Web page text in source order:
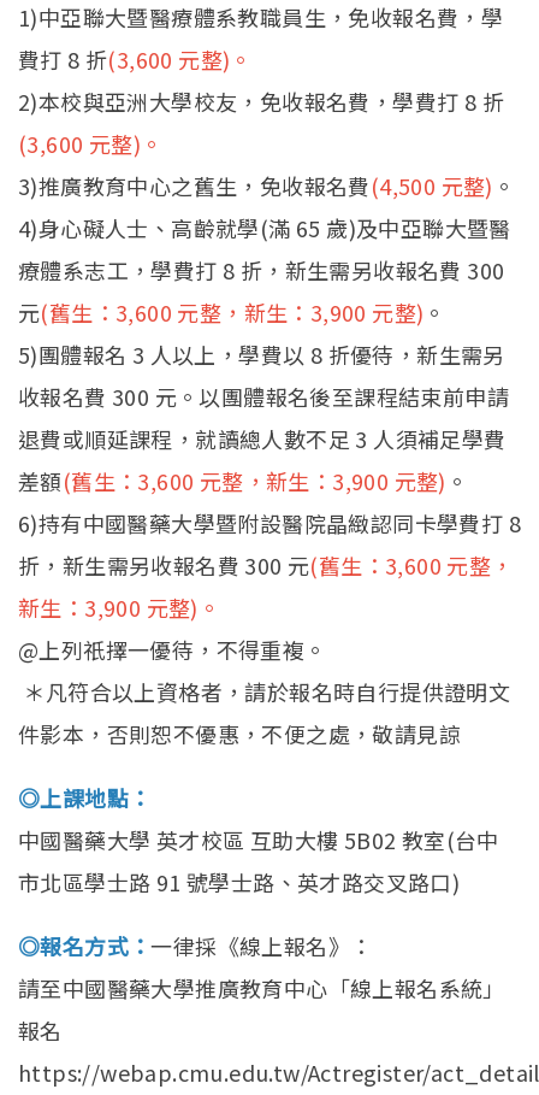
1)中亞聯大暨醫療體系教職員生，免收報名費，學
費打 8 折(3,600 元整)。
2)本校與亞洲大學校友，免收報名費，學費打 8 折
(3,600 元整)。
3)推廣教育中心之舊生，免收報名費(4,500 元整) 。
4)身心礙人士、高齡就學(滿 65 歲)及中亞聯大暨醫
療體系志工，學費打 8 折，新生需另收報名費 300
元(舊生：3,600 元整，新生：3,900 元整) 。
5)團體報名 3 人以上，學費以 8 折優待，新生需另
收報名費 300 元。以團體報名後至課程結束前申請
退費或順延課程，就讀總人數不足 3 人須補足學費
差額(舊生：3,600 元整，新生：3,900 元整) 。
6)持有中國醫藥大學暨附設醫院晶緻認同卡學費打 8
折，新生需另收報名費 300 元(舊生：3,600 元整，
新生：3,900 元整)。
@上列祇擇一優待，不得重複。
＊凡符合以上資格者，請於報名時自行提供證明文
件影本，否則恕不優惠，不便之處，敬請見諒
◎上課地點：
中國醫藥大學 英才校區 互助大樓 5B02 教室(台中
市北區學士路 91 號學士路、英才路交叉路口)
◎報名方式：一律採《線上報名》：
請至中國醫藥大學推廣教育中心「線上報名系統」
報名
https://webap.cmu.edu.tw/Actregister/